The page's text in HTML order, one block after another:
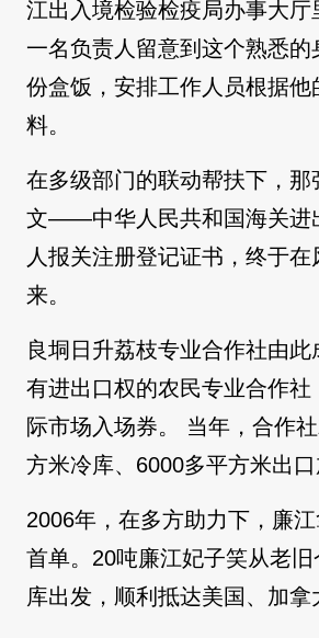
江出入境检验检疫局办事大厅
一名负责人留意到这个熟悉的
份盒饭，安排工作人员根据他
料。
在多级部门的联动帮扶下，那
文——中华人民共和国海关进
人报关注册登记证书，终于
来。
良垌日升荔枝专业合作社由
有进出口权的农民专业合作社
际市场入场券。 当年，合作
方米冷库、6000多平方米出口
2006年，在多方助力下，廉
首单。20吨廉江妃子笑从老
库出发，顺利抵达美国、加拿